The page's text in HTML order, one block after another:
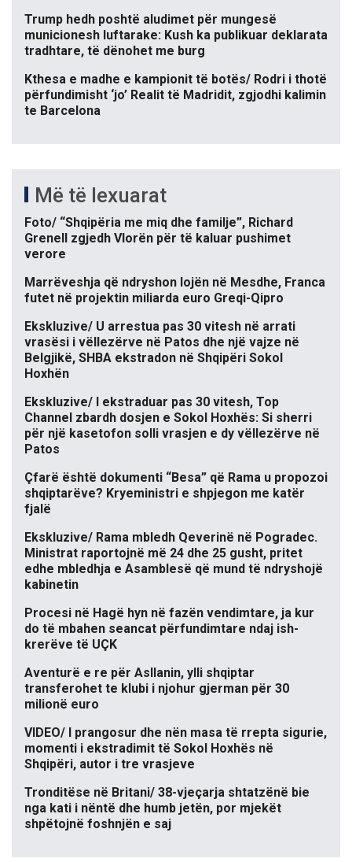
Trump hedh poshtë aludimet për mungesë
municionesh luftarake: Kush ka publikuar deklarata
tradhtare, të dënohet me burg
Kthesa e madhe e kampionit të botës/ Rodri i thotë
përfundimisht ‘jo’ Realit të Madridit, zgjodhi kalimin
te Barcelona
Më të lexuarat
Foto/ “Shqipëria me miq dhe familje”, Richard
Grenell zgjedh Vlorën për të kaluar pushimet
verore
Marrëveshja që ndryshon lojën në Mesdhe, Franca
futet në projektin miliarda euro Greqi-Qipro
Ekskluzive/ U arrestua pas 30 vitesh në arrati
vrasësi i vëllezërve në Patos dhe një vajze në
Belgjikë, SHBA ekstradon në Shqipëri Sokol
Hoxhën
Ekskluzive/ I ekstraduar pas 30 vitesh, Top
Channel zbardh dosjen e Sokol Hoxhës: Si sherri
për një kasetofon solli vrasjen e dy vëllezërve në
Patos
Çfarë është dokumenti “Besa” që Rama u propozoi
shqiptarëve? Kryeministri e shpjegon me katër
fjalë
Ekskluzive/ Rama mbledh Qeverinë në Pogradec.
Ministrat raportojnë më 24 dhe 25 gusht, pritet
edhe mbledhja e Asamblesë që mund të ndryshojë
kabinetin
Procesi në Hagë hyn në fazën vendimtare, ja kur
do të mbahen seancat përfundimtare ndaj ish-
krerëve të UÇK
Aventurë e re për Asllanin, ylli shqiptar
transferohet te klubi i njohur gjerman për 30
milionë euro
VIDEO/ I prangosur dhe nën masa të rrepta sigurie,
momenti i ekstradimit të Sokol Hoxhës në
Shqipëri, autor i tre vrasjeve
Tronditëse në Britani/ 38-vjeçarja shtatzënë bie
nga kati i nëntë dhe humb jetën, por mjekët
shpëtojnë foshnjën e saj